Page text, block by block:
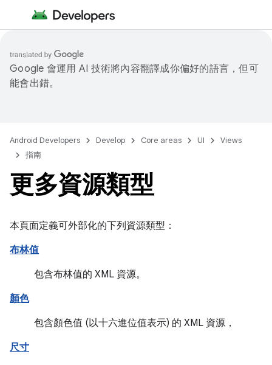
Google 會運用 AI 技術將內容翻譯成你偏好的語言，但可
能會出錯。
Android Developers Develop Core areas UI
Views
指南
更多資源類型
本頁面定義可外部化的下列資源類型：
布林值
包含布林值的 XML 資源。
顏色
包含顏色值 (以十六進位值表示) 的 XML 資源，
尺寸